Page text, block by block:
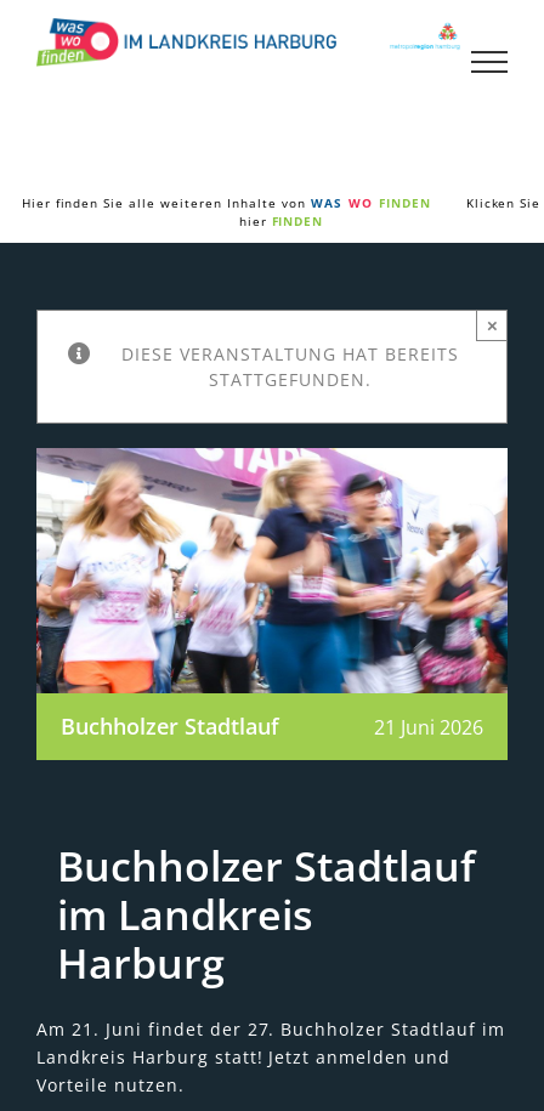
Inhalt
springen
Hier finden Sie alle weiteren Inhalte von WAS WO FINDEN
Klicken Sie
hier FINDEN
DIESE VERANSTALTUNG HAT BEREITS
STATTGEFUNDEN.
×
Buchholzer Stadtlauf 21 Juni 2026
Buchholzer Stadtlauf
im Landkreis
Harburg
Am 21. Juni findet der 27. Buchholzer Stadtlauf im
Landkreis Harburg statt! Jetzt anmelden und
Vorteile nutzen.